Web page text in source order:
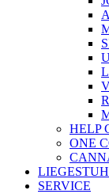
HELP
ONE
SERVICE